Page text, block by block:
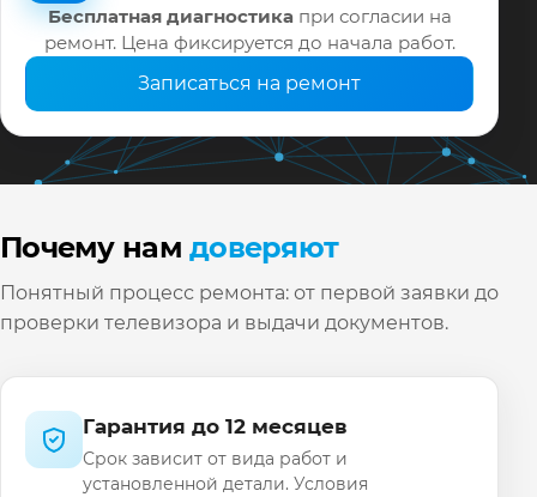
Бесплатная диагностика при согласии на
ремонт. Цена фиксируется до начала работ.
Записаться на ремонт
Почему намдоверяют
Понятный процесс ремонта: от первой заявки до
проверки телевизора и выдачи документов.
Гарантия до 12 месяцев
Срок зависит от вида работ и
установленной детали. Условия